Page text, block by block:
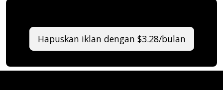
Hapuskan iklan dengan $3.28/bulan